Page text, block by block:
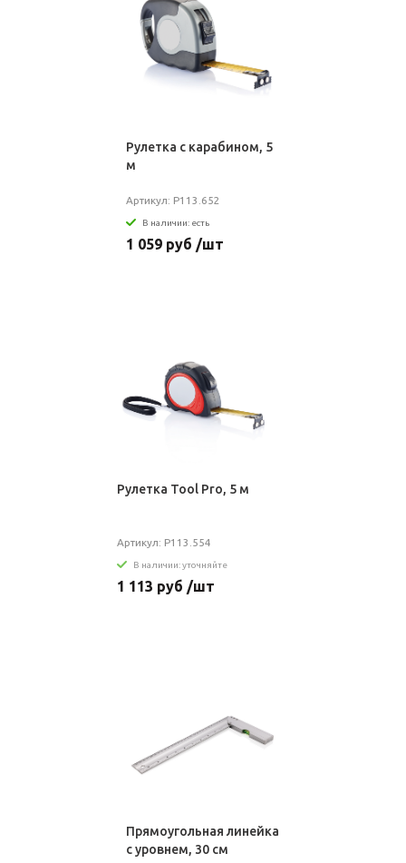
Рулетка с карабином, 5
м
Артикул: P113.652
В наличии: есть
1 059 руб /шт
Рулетка Tool Pro, 5 м
Артикул: P113.554
В наличии: уточняйте
1 113 руб /шт
Прямоугольная линейка
с уровнем, 30 см